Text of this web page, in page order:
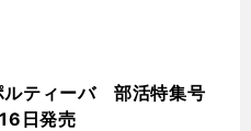
ルティーバ 部活特集号
日発売